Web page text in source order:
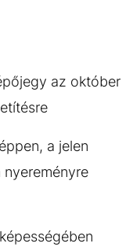
az október
a jelen